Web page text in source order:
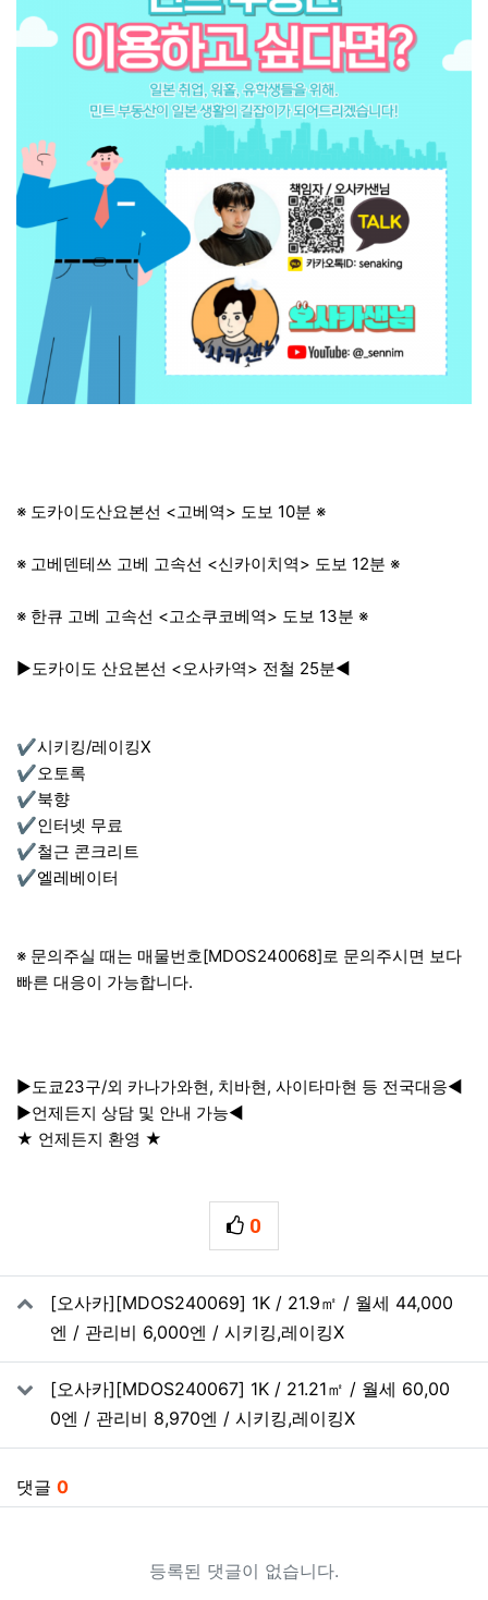
※ 도카이도산요본선 <고베역> 도보 10분 ※
※ 고베덴테쓰 고베 고속선 <신카이치역> 도보 12분 ※
※ 한큐 고베 고속선 <고소쿠코베역> 도보 13분 ※
▶도카이도 산요본선 <오사카역> 전철 25분◀
✔시키킹/레이킹X
✔오토록
✔북향
✔인터넷 무료
✔철근 콘크리트
✔엘레베이터
※ 문의주실 때는 매물번호[MDOS240068]로 문의주시면 보다
빠른 대응이 가능합니다.
▶도쿄23구/외 카나가와현, 치바현, 사이타마현 등 전국대응◀
▶언제든지 상담 및 안내 가능◀
★ 언제든지 환영 ★
0
추천
관련자료
[오사카][MDOS240069] 1K / 21.9㎡ / 월세 44,000
엔 / 관리비 6,000엔 / 시키킹,레이킹X
[오사카][MDOS240067] 1K / 21.21㎡ / 월세 60,00
0엔 / 관리비 8,970엔 / 시키킹,레이킹X
댓글 0
등록된 댓글이 없습니다.